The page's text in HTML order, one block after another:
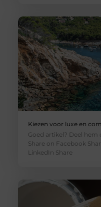
Kiezen voor luxe en
Goed artikel? Deel hem
Share on Facebook
LinkedIn Share